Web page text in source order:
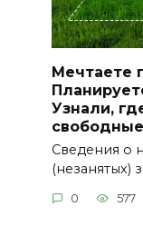
Мечтаете
Узнали,
Сведения о
(незанятых)
0 577